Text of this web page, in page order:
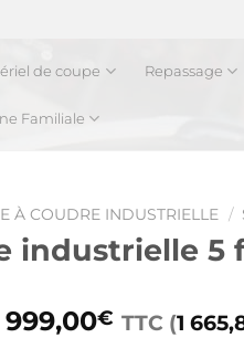
de coupe Repassage
Familiale
À COUDRE INDUSTRIELLE /
industrielle 5
999,00€Le
TTC (1